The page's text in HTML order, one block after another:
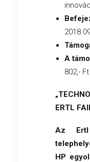
A
802,- Ft
ERTL
Az
HP